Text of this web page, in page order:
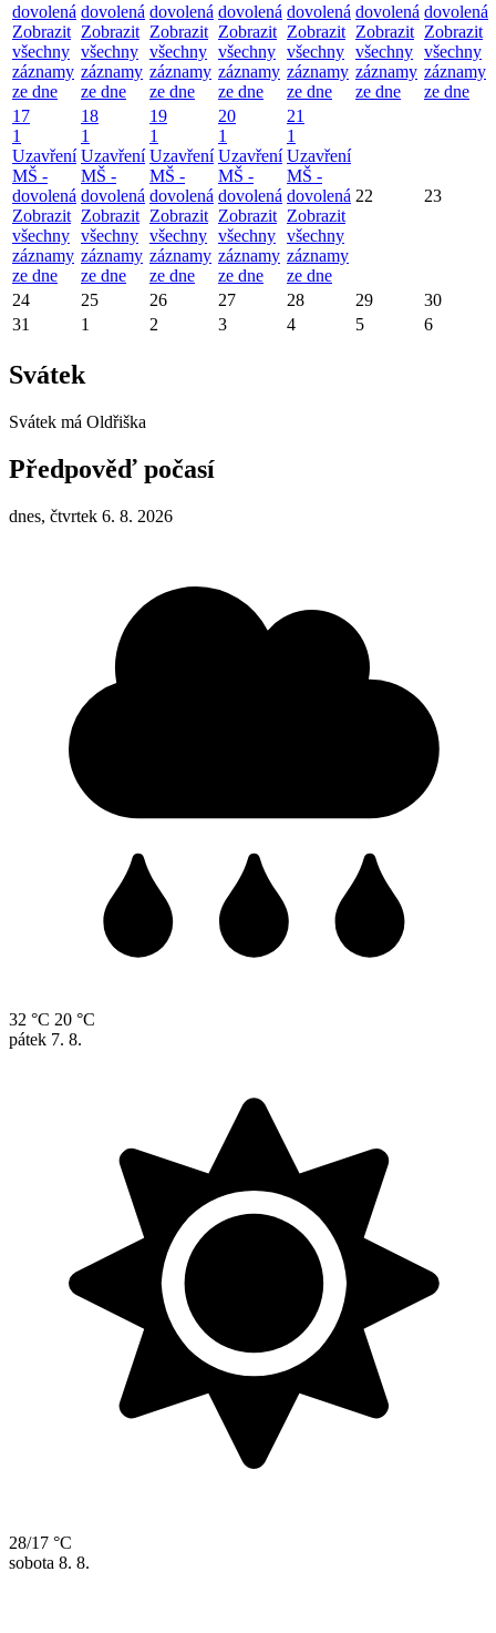
dovolená
Zobrazit
všechny
záznamy
ze dne
dovolená
Zobrazit
všechny
záznamy
ze dne
dovolená
Zobrazit
všechny
záznamy
ze dne
dovolená
Zobrazit
všechny
záznamy
ze dne
dovolená
Zobrazit
všechny
záznamy
ze dne
dovolená
Zobrazit
všechny
záznamy
ze dne
dovolená
Zobrazit
všechny
záznamy
ze dne
17
1
Uzavření
MŠ -
dovolená
Zobrazit
všechny
záznamy
ze dne
18
1
Uzavření
MŠ -
dovolená
Zobrazit
všechny
záznamy
ze dne
19
1
Uzavření
MŠ -
dovolená
Zobrazit
všechny
záznamy
ze dne
20
1
Uzavření
MŠ -
dovolená
Zobrazit
všechny
záznamy
ze dne
21
1
Uzavření
MŠ -
dovolená
Zobrazit
všechny
záznamy
ze dne
22 23
24 25 26 27 28 29
30
31
1 2 3 4 5 6
Svátek
Svátek má Oldřiška
Předpověď počasí
dnes, čtvrtek 6. 8. 2026
32 °C 20 °C
pátek 7. 8.
28/17 °C
sobota 8. 8.